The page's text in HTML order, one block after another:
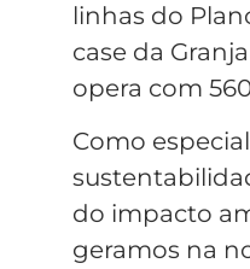
linhas do
case da
opera com
Como
do impacto
geramos na